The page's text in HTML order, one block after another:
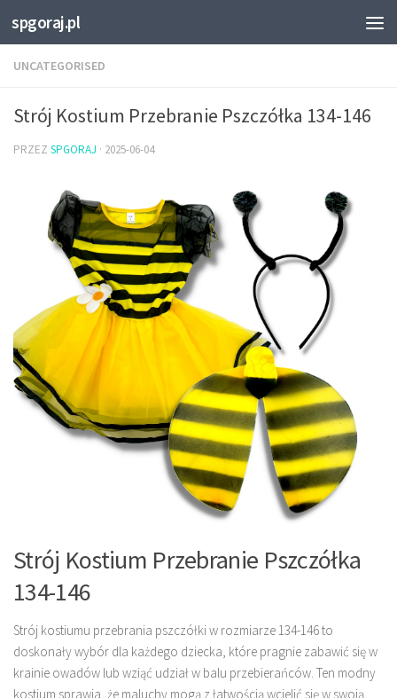
Przejdź do treści
spgoraj.pl
UNCATEGORISED
Strój Kostium Przebranie Pszczółka 134-146
PRZEZ SPGORAJ · 2025-06-04
Strój Kostium Przebranie Pszczółka
134-146
Strój kostiumu przebrania pszczółki w rozmiarze 134-146 to
doskonały wybór dla każdego dziecka, które pragnie zabawić się w
krainie owadów lub wziąć udział w balu przebierańców. Ten modny
kostium sprawia, że maluchy mogą z łatwością wcielić się w swoją